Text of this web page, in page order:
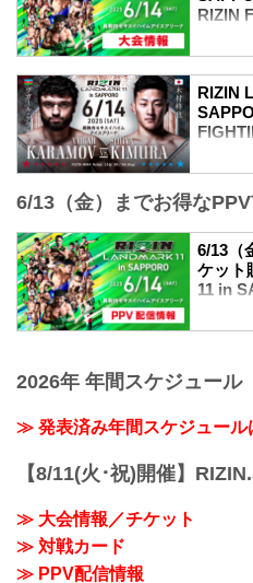
RIZIN
-
youtu.be
RIZIN
2025年
14:00開
※開場・
RIZIN
します
終了予
※試合内
ご了承
真駒内
札幌市
RIZIN
RIZIN
堀江圭
RIZIN
堀江圭
ビクタ
RIZIN
ンス・
6/13（金）までお得な
6/13（
ケット
11 in
RIZIN
フィシ
PPV配
NEXT
するぞ
お得な
の6月13
2026年 年間スケジュール
≫ 発表済み年間スケジュール
【8/11(火･祝)開催】
≫ 大会情報／チケット
≫ 対戦カード
≫ PPV配信情報